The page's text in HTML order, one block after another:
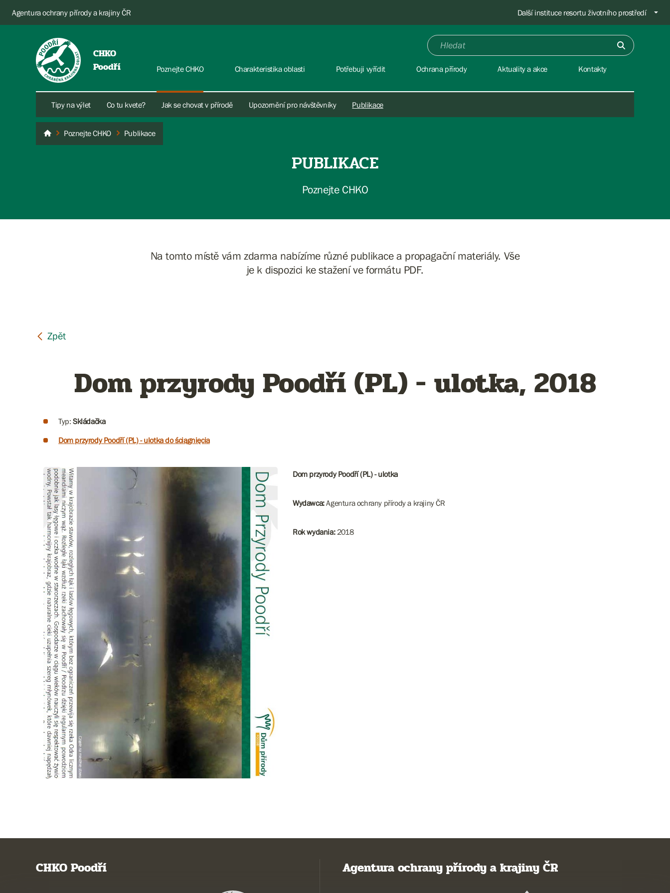
Agentura ochrany přírody a krajiny ČR Další instituce resortu životního prostředí
CHKO
Poodří
Poznejte CHKO
Tipy na výlet Co tu kvete? Jak se chovat v přírodě Upozornění pro návštěvníky Publikace
Charakteristika oblasti Potřebuji vyřídit Ochrana přírody Aktuality a akce Kontakty
PoodříPoznejte CHKO Publikace
PUBLIKACE
Poznejte CHKO
Na tomto místě vám zdarma nabízíme různé publikace a propagační materiály. Vše
je k dispozici ke stažení ve formátu PDF.
Dom przyrody Poodří (PL) - ulotka, 2018
Typ: Skládačka
Dom przyrody Poodří (PL) - ulotka do ściągnięcia
Dom przyrody Poodří (PL) - ulotka
Wydawca:Agentura ochrany přírody a krajiny ČR
Rok wydania: ​​​​​​​2018
CHKO Poodří Agentura ochrany přírody a krajiny ČR